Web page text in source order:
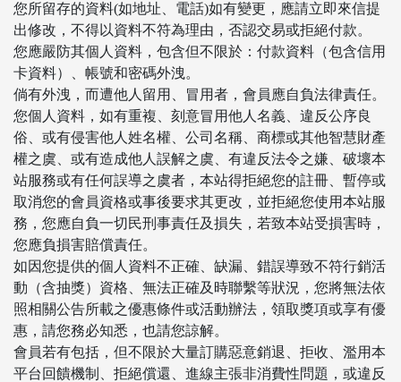
您所留存的資料(如地址、電話)如有變更，應請立即來信提
出修改，不得以資料不符為理由，否認交易或拒絕付款。
您應嚴防其個人資料，包含但不限於：付款資料（包含信用
卡資料）、帳號和密碼外洩。
倘有外洩，而遭他人留用、冒用者，會員應自負法律責任。
您個人資料，如有重複、刻意冒用他人名義、違反公序良
俗、或有侵害他人姓名權、公司名稱、商標或其他智慧財產
權之虞、或有造成他人誤解之虞、有違反法令之嫌、破壞本
站服務或有任何誤導之虞者，本站得拒絕您的註冊、暫停或
取消您的會員資格或事後要求其更改，並拒絕您使用本站服
務，您應自負一切民刑事責任及損失，若致本站受損害時，
您應負損害賠償責任。
如因您提供的個人資料不正確、缺漏、錯誤導致不符行銷活
動（含抽獎）資格、無法正確及時聯繫等狀況，您將無法依
照相關公告所載之優惠條件或活動辦法，領取獎項或享有優
惠，請您務必知悉，也請您諒解。
會員若有包括，但不限於大量訂購惡意銷退、拒收、濫用本
平台回饋機制、拒絕償還、進線主張非消費性問題，或違反